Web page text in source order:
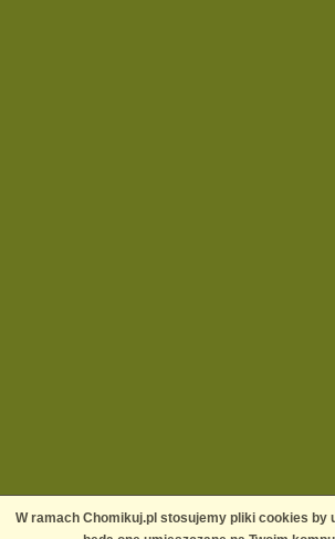
W ramach Chomikuj.pl stosujemy pliki cookies by